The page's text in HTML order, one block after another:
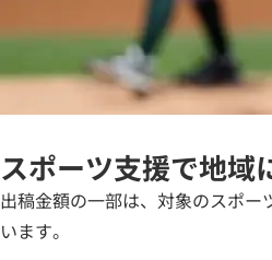
スポーツ支援で地域
出稿金額の一部は、対象のスポ
います。